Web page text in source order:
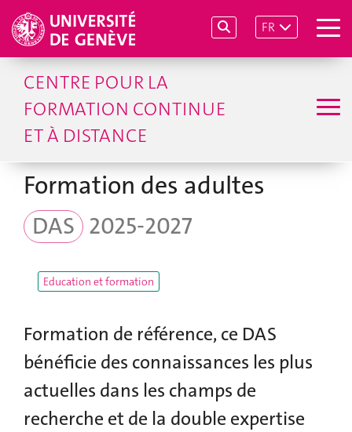
FR
CENTRE POUR LA
FORMATION CONTINUE
ET À DISTANCE
Formation des adultes
DAS 2025-2027
Education et formation
Formation de référence, ce DAS
bénéficie des connaissances les plus
actuelles dans les champs de
recherche et de la double expertise